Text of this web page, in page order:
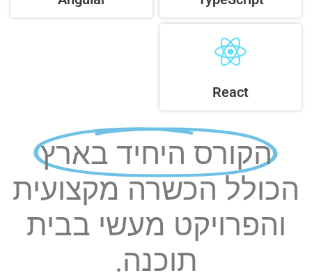
React
הקורס היחיד בארץ
הכולל הכשרה מקצועית
והפרויקט מעשי בבית
תוכנה.